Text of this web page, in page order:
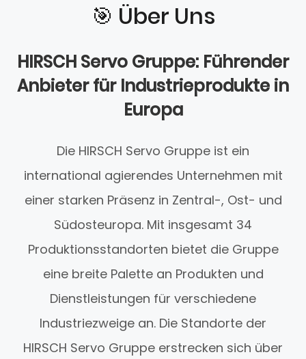
🎯️ Über Uns
HIRSCH Servo Gruppe: Führender
Anbieter für Industrieprodukte in
Europa
Die HIRSCH Servo Gruppe ist ein
international agierendes Unternehmen mit
einer starken Präsenz in Zentral-, Ost- und
Südosteuropa. Mit insgesamt 34
Produktionsstandorten bietet die Gruppe
eine breite Palette an Produkten und
Dienstleistungen für verschiedene
Industriezweige an. Die Standorte der
HIRSCH Servo Gruppe erstrecken sich über